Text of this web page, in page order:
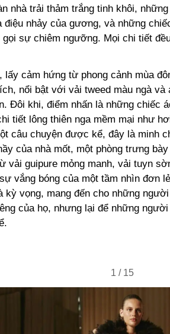
nhà trải thảm trắng tinh khôi,
điệu nhảy của gương, và những
gọi sự chiêm ngưỡng. Mọi chi tiết
lấy cảm hứng từ phong cảnh mùa
nổi bật với vải tweed màu ngà và
Đôi khi, điểm nhấn là những chiếc
tiết lông thiên nga mềm mại như
câu chuyện được kể, đây là minh
của nhà mốt, một phòng trưng
vải guipure mỏng manh, vải tuyn
vắng bóng của một tầm nhìn đơn
kỳ vọng, mang đến cho những
của họ, nhưng lại để những
1 / 15